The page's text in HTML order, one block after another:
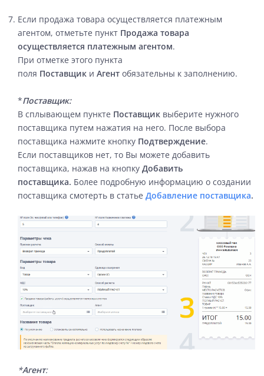
Если продажа товара осуществляется платежным
агентом, отметьте пункт Продажа товара
осуществляется платежным агентом.
При отметке этого пункта
поля Поставщик и Агент обязательны к заполнению.
*Поставщик:
В сплывающем пункте Поставщик выберите нужного
поставщика путем нажатия на него. После выбора
поставщика нажмите кнопку Подтверждение.
Если поставщиков нет, то Вы можете добавить
поставщика, нажав на кнопку Добавить
поставщика. Более подробную информацию о создании
поставщика смотерть в статье Добавление поставщика.
*Агент: